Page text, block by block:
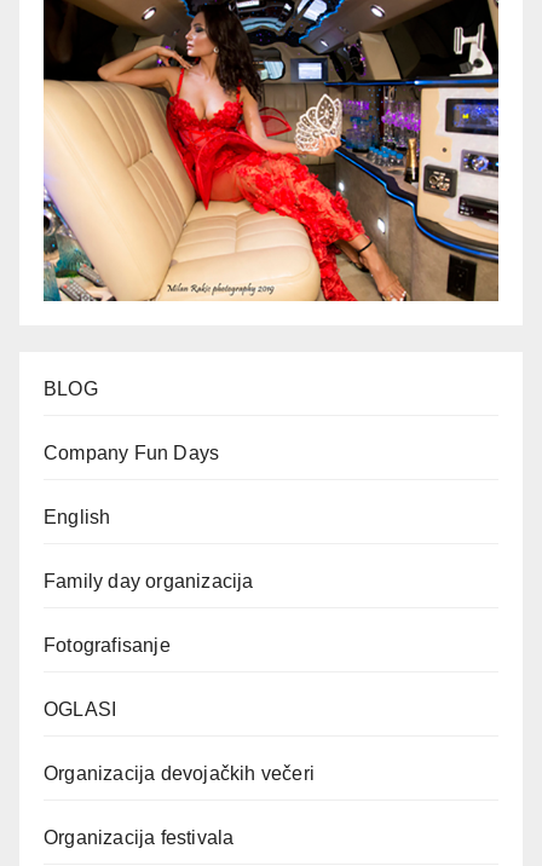
BLOG
Company Fun Days
English
Family day organizacija
Fotografisanje
OGLASI
Organizacija devojačkih večeri
Organizacija festivala